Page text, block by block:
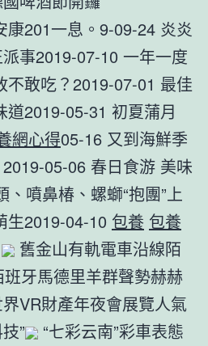
201一息。9-09-24 炎炎
事2019-07-10 一年一度
敢吃？2019-07-01 最佳
2019-05-31 初夏蒲月
網心得05-16 又到海鮮季
05-06 春日食游 美味
噴鼻椿、螺螄“抱團”上
生2019-04-10 包養 包養
舊金山有軌電車沿線陌
班牙馬德里羊群聲勢赫赫
VR財產年夜會展覽人氣
”
“七彩云南”彩車表態